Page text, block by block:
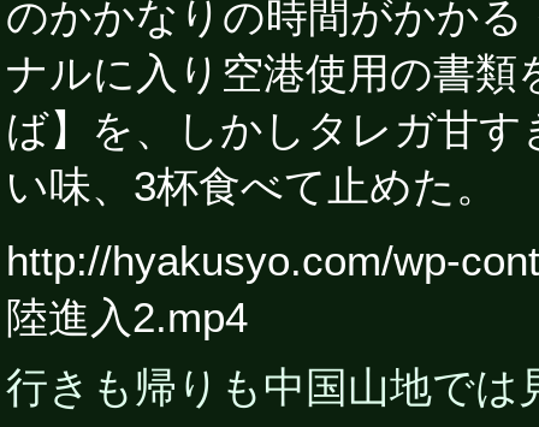
のかかなりの時間がかか
ナルに入り空港使用の書
ば】を、しかしタレガ甘
い味、3杯食べて止めた。
http://hyakusyo.com/wp-
陸進入2.mp4
行きも帰りも中国山地では